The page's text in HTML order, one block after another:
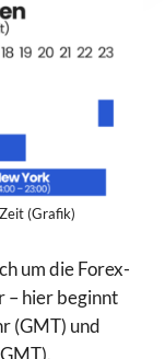
(Grafik)
um die Forex-
– hier beginnt
(GMT) und